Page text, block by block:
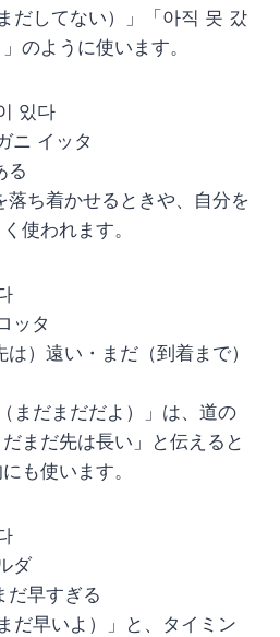
だしてない）」「아직 못 갔
のように使います。
있다
ニ イッタ
る
落ち着かせるときや、自分を
使われます。
ッタ
は）遠い・まだ（到着まで）
まだまだだよ）」は、道の
まだ先は長い」と伝えると
も使います。
ダ
だ早すぎる
だ早いよ）」と、タイミン